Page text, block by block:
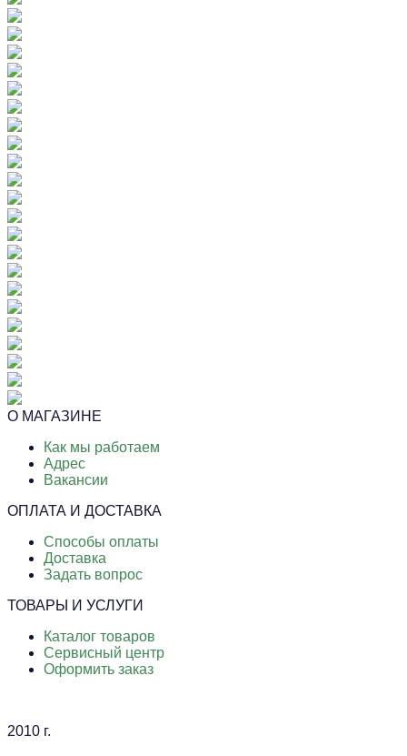
О МАГАЗИНЕ
Как мы работаем
Адрес
Вакансии
ОПЛАТА И ДОСТАВКА
Способы оплаты
Доставка
Задать вопрос
ТОВАРЫ И УСЛУГИ
Каталог товаров
Сервисный центр
Оформить заказ
2010 г.